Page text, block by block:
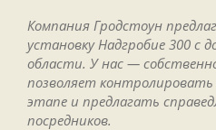
Компания Гродстоун
установку Надгробие 300 с
области. У нас —
позволяет
этапе и предлагать
посредников.